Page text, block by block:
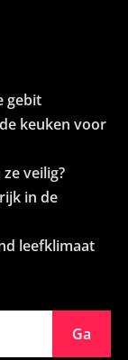
gebit
keuken voor
veilig?
in de
leefklimaat
Ga